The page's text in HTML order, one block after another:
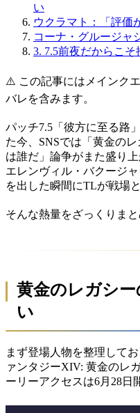
い
ウクラマト：「評価
コーナ・グルージャ
3. 7.5前夜だからこ
⚠️ この記事にはメインク
バレを含みます。
パッチ7.5「彼方に至る路
た今、SNSでは「黄金の
は誰だ」論争がまた盛り
エレンヴィル・バクージ
を出した瞬間にTLが戦場
そんな熱量をざっくりまと
黄金のレガシ
い
まず登場人物を整理して
ァンタジーXIV: 黄金のレ
ーリーアクセスは6月28日